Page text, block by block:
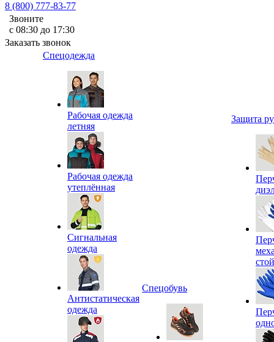
8 (800) 777-83-77
Звоните
с 08:30 до 17:30
Заказать звонок
Спецодежда
Рабочая одежда
летняя
Рабочая одежда
утеплённая
Сигнальная
одежда
Антистатическая
одежда
Спецобувь
Защита